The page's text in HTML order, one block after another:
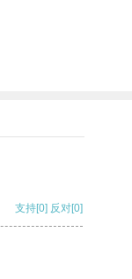
支持[0] 反对[0]